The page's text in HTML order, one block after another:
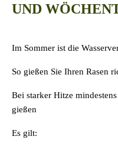
ND
Im Sommer ist die
So gießen Sie Ihren Rasen
Bei starker Hitze
gießen
Es gilt: